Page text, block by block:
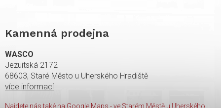
Kamenná prodejna
WASCO
Jezuitská 2172
68603, Staré Město u Uherského Hradiště
více informací
Najdete nás také na Google Maps - ve Starém Městě u Uherského